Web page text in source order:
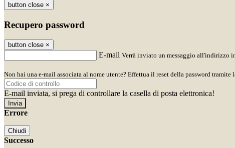
button close ×
Recupero password
button close ×
E-mail Verrà inviato un messaggio all'indirizzo
Non hai una e-mail associata al nome utente? Effettua il reset della password tramite
E-mail inviata, si prega di controllare la casella di posta elettronica!
Errore
Chiudi
Successo